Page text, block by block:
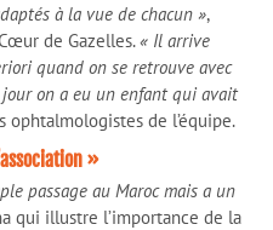
à la vue de chacun »,
de Gazelles.« Il arrive
quand on se retrouve avec
on a eu un enfant qui avait
ophtalmologistes de l’équipe.
»
passage au Maroc mais a un
qui illustre l’importance de la